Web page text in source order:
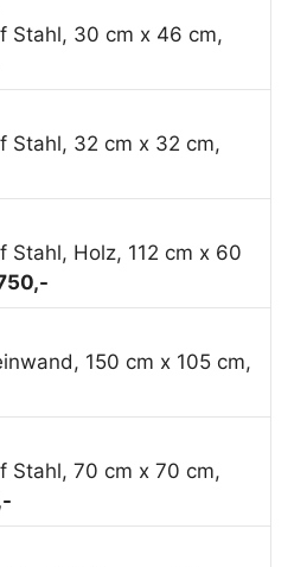
Stahl, 30 cm x 46 cm,
Stahl, 32 cm x 32 cm,
Stahl, Holz, 112 cm x 60
150 cm x 105 cm,
Stahl, 70 cm x 70 cm,